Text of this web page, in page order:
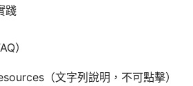
踐
）
（文字列說明，不可點擊）